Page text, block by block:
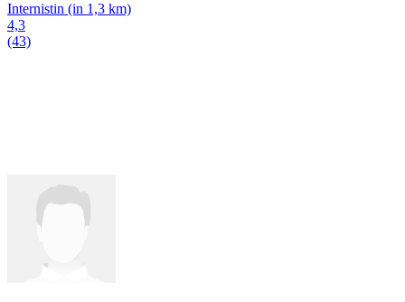
Internistin (in 1,3 km)
4,3
(43)